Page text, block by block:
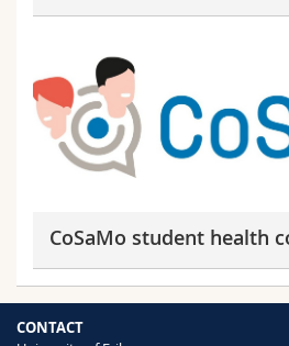
CoSaMo student health
CONTACT